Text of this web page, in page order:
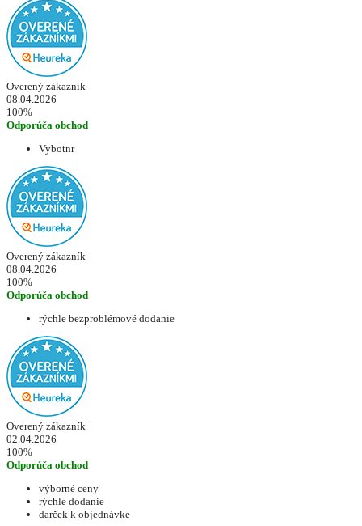
Overený zákazník
08.04.2026
100%
Odporúča obchod
Vybotnr
Overený zákazník
08.04.2026
100%
Odporúča obchod
rýchle bezproblémové dodanie
Overený zákazník
02.04.2026
100%
Odporúča obchod
výborné ceny
rýchle dodanie
darček k objednávke